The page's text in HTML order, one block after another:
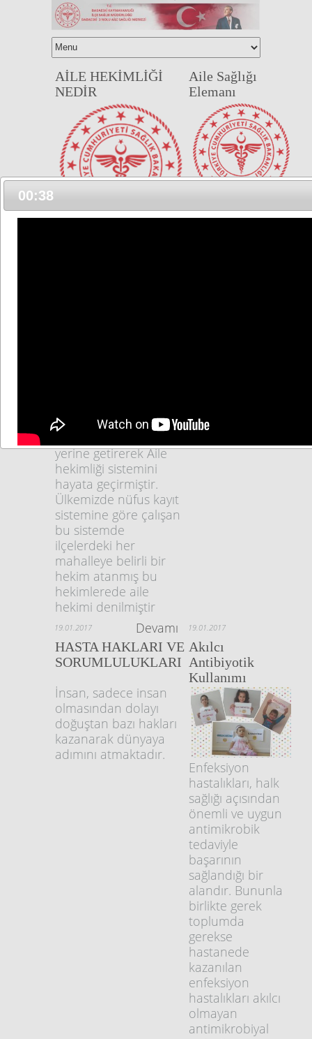
AİLE HEKİMLİĞİ
NEDİR
Aile Sağlığı
Elemanı
devlet sosyal devlet
yerine getirerek Aile
hekimliği sistemini
hayata geçirmiştir.
Ülkemizde nüfus kayıt
sistemine göre çalışan
bu sistemde
ilçelerdeki her
mahalleye belirli bir
hekim atanmış bu
hekimlerede aile
hekimi denilmiştir
Aile hekimi ile
19.01.2017 Devamı 19.01.2017
HASTA HAKLARI VE
SORUMLULUKLARI
Akılcı
Antibiyotik
Kullanımı
İnsan, sadece insan
olmasından dolayı
doğuştan bazı hakları
kazanarak dünyaya
adımını atmaktadır.
Enfeksiyon
hastalıkları, halk
sağlığı açısından
önemli ve uygun
antimikrobik
tedaviyle
başarının
sağlandığı bir
alandır. Bununla
birlikte gerek
toplumda
gerekse
hastanede
kazanılan
enfeksiyon
hastalıkları akılcı
olmayan
antimikrobiyal
00:38